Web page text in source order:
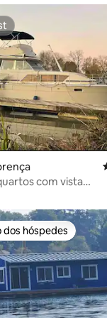
de 5, 118
com vista
dos hóspedes
dos hóspedes